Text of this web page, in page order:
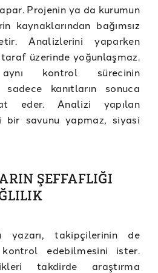
Projenin ya da kurumun
kaynaklarından bağımsız
Analizlerini yaparken
üzerinde yoğunlaşmaz.
kontrol sürecinin
sadece kanıtların sonuca
eder. Analizi yapılan
bir savunu yapmaz, siyasi
ŞEFFAFLIĞI
yazarı, takipçilerinin de
edebilmesini ister.
takdirde araştırma